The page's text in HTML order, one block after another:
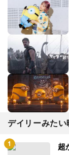
デイリーみた
超